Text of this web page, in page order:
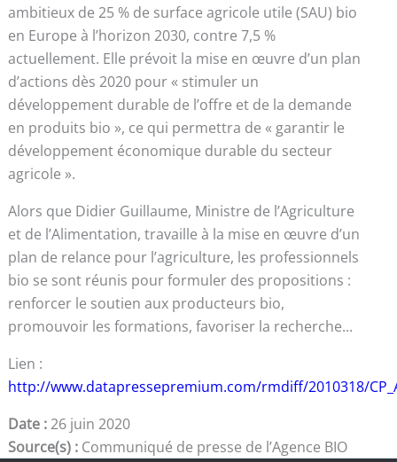
ambitieux de 25 % de surface agricole utile (SAU) bio
en Europe à l’horizon 2030, contre 7,5 %
actuellement. Elle prévoit la mise en œuvre d’un plan
d’actions dès 2020 pour « stimuler un
développement durable de l’offre et de la demande
en produits bio », ce qui permettra de « garantir le
développement économique durable du secteur
agricole ».
Alors que Didier Guillaume, Ministre de l’Agriculture
et de l’Alimentation, travaille à la mise en œuvre d’un
plan de relance pour l’agriculture, les professionnels
bio se sont réunis pour formuler des propositions :
renforcer le soutien aux producteurs bio,
promouvoir les formations, favoriser la recherche...
Lien :
http://www.datapressepremium.com/rmdiff/2010318/
Date :26 juin 2020
Source(s) : Communiqué de presse de l’Agence BIO